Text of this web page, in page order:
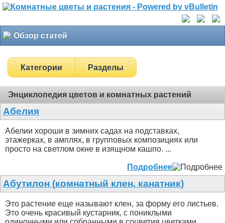
Обзор статей
Категории Разделы
Энциклопедия цветов и комнатных растений
Абелия
Абелии хороши в зимних садах на подставках,
этажерках, в амплях, в групповых композициях или
просто на светлом окне в изящном кашпо. ...
Подробнее
Абутилон (комнатный клен, канатник)
Это растение еще называют клен, за форму его листьев.
Это очень красивый кустарник, с пониклыми